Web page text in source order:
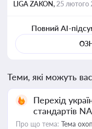
LIGA ZAKON, 25 лютого
Повний AI-
Теми, які можуть
Перехід
стандартів
Про що тема: Тема